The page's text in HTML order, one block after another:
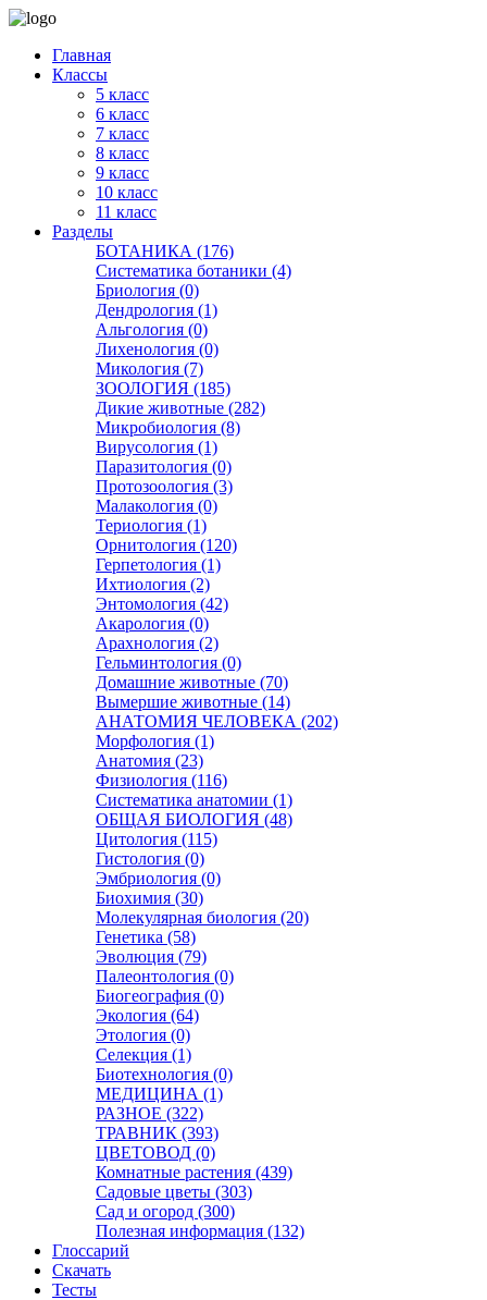
Главная
Классы
5 класс
6 класс
7 класс
8 класс
9 класс
10 класс
11 класс
Разделы
БОТАНИКА (176)
Систематика ботаники (4)
Бриология (0)
Дендрология (1)
Альгология (0)
Лихенология (0)
Микология (7)
ЗООЛОГИЯ (185)
Дикие животные (282)
Микробиология (8)
Вирусология (1)
Паразитология (0)
Протозоология (3)
Малакология (0)
Териология (1)
Орнитология (120)
Герпетология (1)
Ихтиология (2)
Энтомология (42)
Акарология (0)
Арахнология (2)
Гельминтология (0)
Домашние животные (70)
Вымершие животные (14)
АНАТОМИЯ ЧЕЛОВЕКА (202)
Морфология (1)
Анатомия (23)
Физиология (116)
Систематика анатомии (1)
ОБЩАЯ БИОЛОГИЯ (48)
Цитология (115)
Гистология (0)
Эмбриология (0)
Биохимия (30)
Молекулярная биология (20)
Генетика (58)
Эволюция (79)
Палеонтология (0)
Биогеография (0)
Экология (64)
Этология (0)
Селекция (1)
Биотехнология (0)
МЕДИЦИНА (1)
РАЗНОЕ (322)
ТРАВНИК (393)
ЦВЕТОВОД (0)
Комнатные растения (439)
Садовые цветы (303)
Сад и огород (300)
Полезная информация (132)
Глоссарий
Скачать
Тесты